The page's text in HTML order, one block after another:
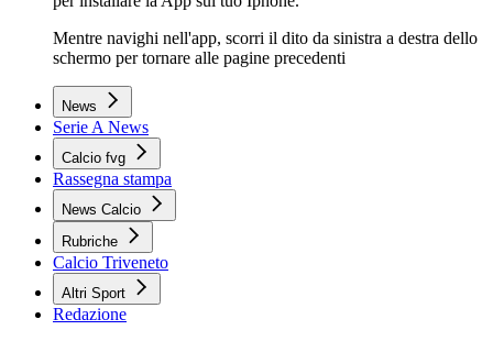
Mentre navighi nell'app, scorri il dito da sinistra a destra dello
schermo per tornare alle pagine precedenti
News
Serie A News
Calcio fvg
Rassegna stampa
News Calcio
Rubriche
Calcio Triveneto
Altri Sport
Redazione